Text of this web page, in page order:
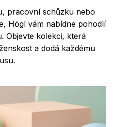
pracovní schůzku nebo
Högl vám nabídne pohodlí
Objevte kolekci, která
a dodá každému